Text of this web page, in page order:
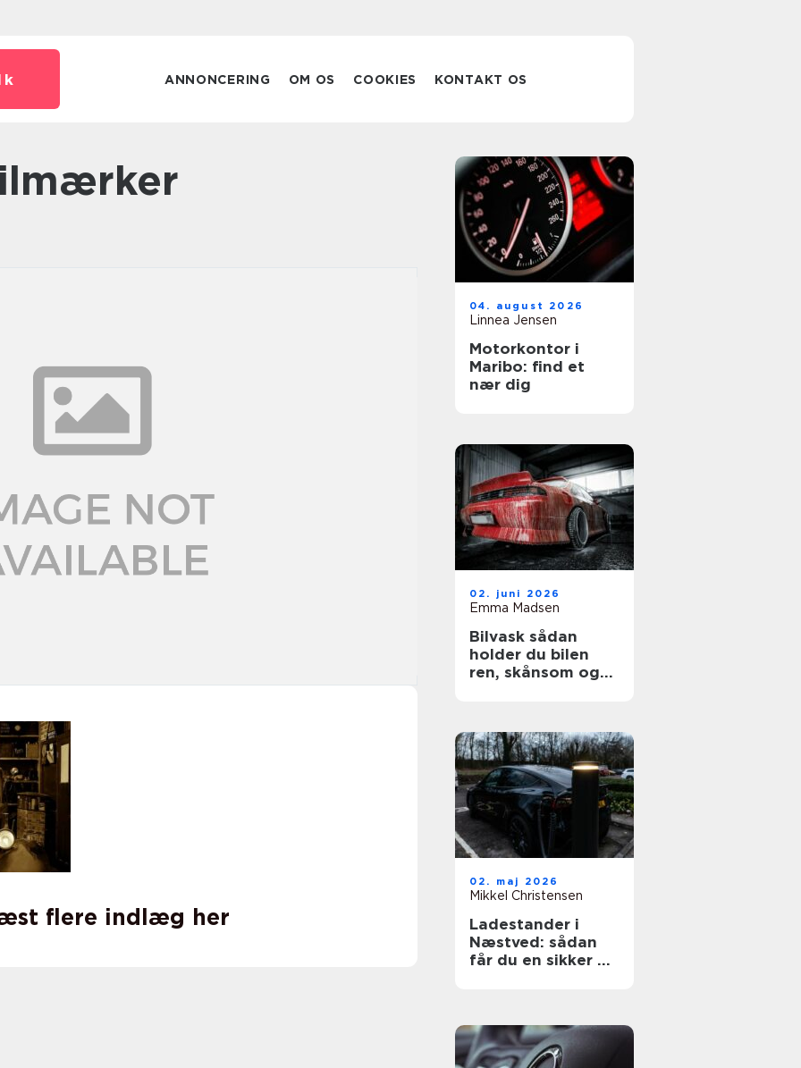
ANNONCERING OM OS COOKIES KONTAKT OS
flere indlæg her
04. august 2026
Linnea Jensen
Motorkontor i
Maribo: find et
nær dig
02. juni 2026
Emma Madsen
Bilvask sådan
holder du bilen
ren, skånsom og
02. maj 2026
Mikkel Christensen
Ladestander i
Næstved: sådan
får du en sikker og